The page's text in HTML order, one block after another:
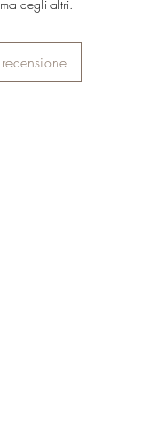
di Squalene
acid,
degli altri.